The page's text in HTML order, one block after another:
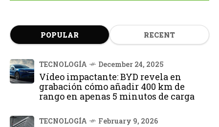
POPULAR RECENT
TECNOLOGÍA December 24, 2025
Vídeo impactante: BYD revela en
grabación cómo añadir 400 km de
rango en apenas 5 minutos de carga
TECNOLOGÍA February 9, 2026